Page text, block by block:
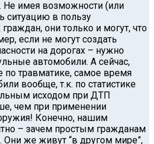
имея возможности (или
ситуацию в пользу
они только и могут, что
если не могут создать
на дорогах – нужно
автомобили. А сейчас,
по травматике, самое время
вообще, т.к. по статистике
исходом при ДТП
чем при применении
Конечно, нашим
– зачем простым гражданам
Они же живут “в другом мире”,